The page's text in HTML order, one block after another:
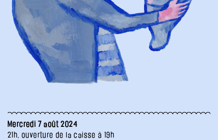
Mercredi 7 août 2024
21h, ouverture de la caisse à 19h